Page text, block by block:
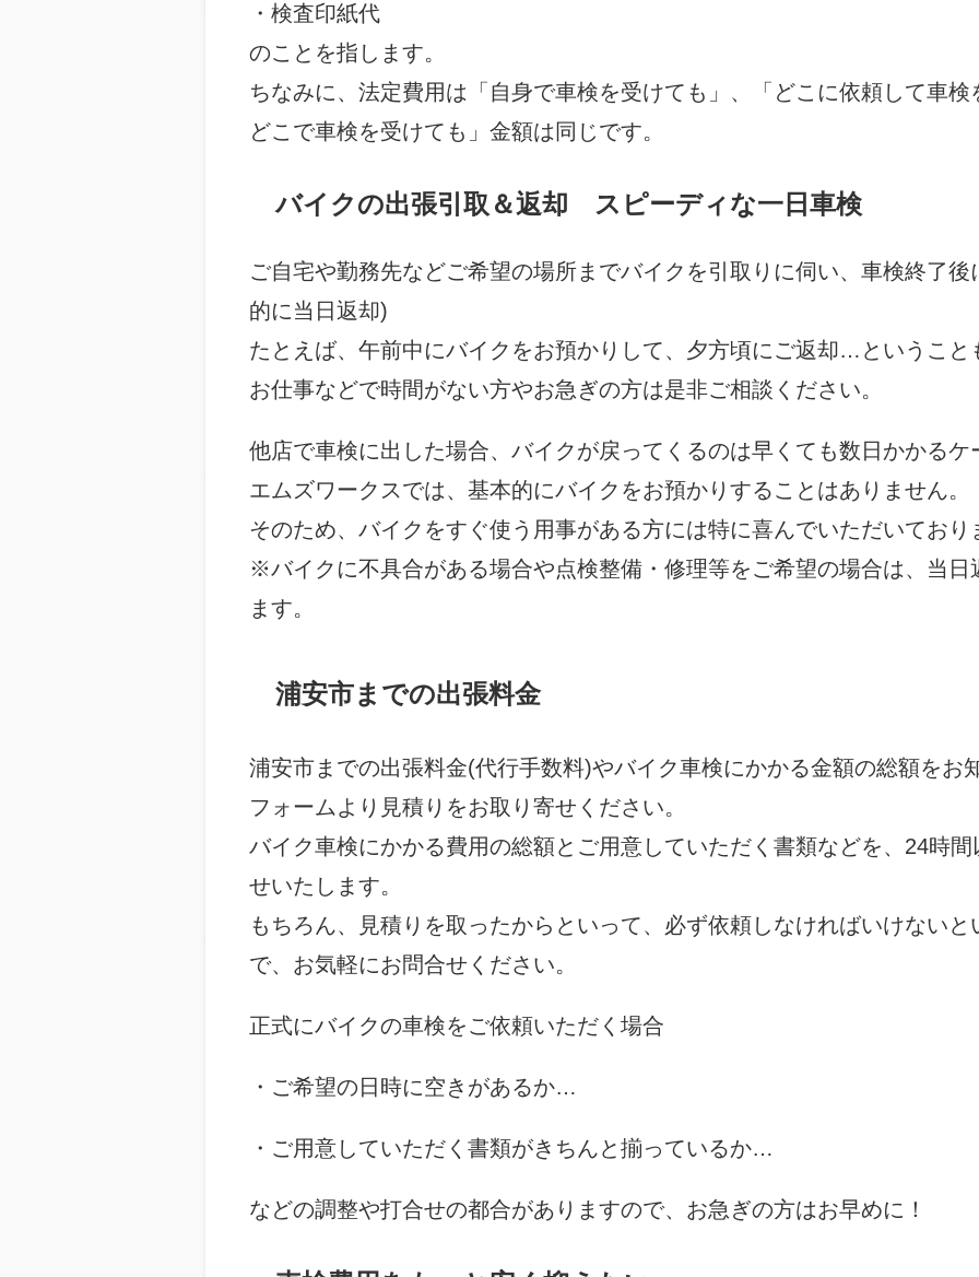
・検査印紙代
のことを指します。
ちなみに、法定費用は「自身で車検を受けても」、「どこに依頼して車
どこで車検を受けても」金額は同じです。
バイクの出張引取＆返却 スピーディな一日車検
ご自宅や勤務先などご希望の場所までバイクを引取りに伺い、車検終了
的に当日返却)
たとえば、午前中にバイクをお預かりして、夕方頃にご返却…ということ
お仕事などで時間がない方やお急ぎの方は是非ご相談ください。
他店で車検に出した場合、バイクが戻ってくるのは早くても数日かかるケ
エムズワークスでは、基本的にバイクをお預かりすることはありません。
そのため、バイクをすぐ使う用事がある方には特に喜んでいただいており
※バイクに不具合がある場合や点検整備・修理等をご希望の場合は、当日
ます。
浦安市までの出張料金
浦安市までの出張料金(代行手数料)やバイク車検にかかる金額の総額をお
フォームより見積りをお取り寄せください。
バイク車検にかかる費用の総額とご用意していただく書類などを、24時
せいたします。
もちろん、見積りを取ったからといって、必ず依頼しなければいけない
で、お気軽にお問合せください。
正式にバイクの車検をご依頼いただく場合
・ご希望の日時に空きがあるか…
・ご用意していただく書類がきちんと揃っているか…
などの調整や打合せの都合がありますので、お急ぎの方はお早めに！